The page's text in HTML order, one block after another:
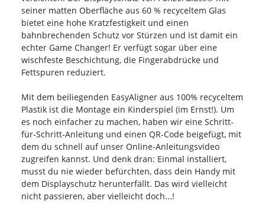
seiner matten Oberfläche aus 60 % recyceltem Glas
bietet eine hohe Kratzfestigkeit und einen
bahnbrechenden Schutz vor Stürzen und ist damit ein
echter Game Changer! Er verfügt sogar über eine
wischfeste Beschichtung, die Fingerabdrücke und
Fettspuren reduziert.
Mit dem beiliegenden EasyAligner aus 100% recyceltem
Plastik ist die Montage ein Kinderspiel (im Ernst!). Um
es noch einfacher zu machen, haben wir eine Schritt-
für-Schritt-Anleitung und einen QR-Code beigefügt, mit
dem du schnell auf unser Online-Anleitungsvideo
zugreifen kannst. Und denk dran: Einmal installiert,
musst du nie wieder befürchten, dass dein Handy mit
dem Displayschutz herunterfällt. Das wird vielleicht
nicht passieren, aber vielleicht doch...!